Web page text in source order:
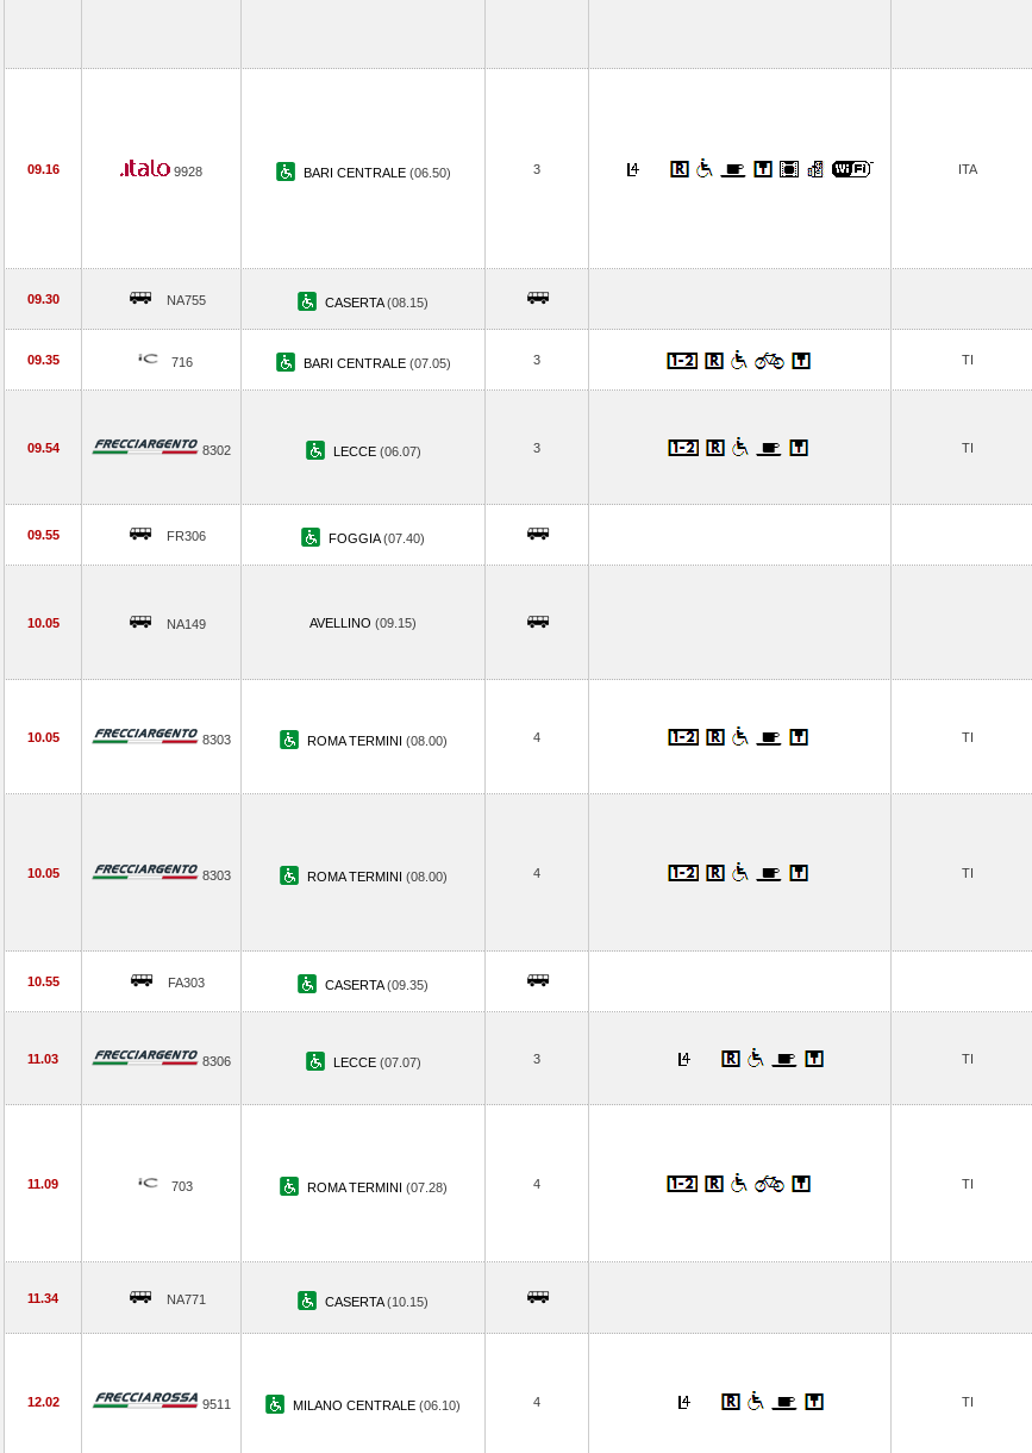
09.16 9928 BARI CENTRALE (06.50) 3 ITA
09.30 NA755 CASERTA(08.15)
09.35 716 BARI CENTRALE (07.05) 3 TI
09.54 8302 LECCE (06.07) 3 TI
09.55 FR306 FOGGIA(07.40)
10.05 NA149 AVELLINO (09.15)
10.05 8303 ROMA TERMINI (08.00) 4 TI
10.05 8303 ROMA TERMINI (08.00) 4 TI
10.55 FA303 CASERTA(09.35)
11.03 8306 LECCE (07.07) 3 TI
11.09 703 ROMA TERMINI (07.28) 4 TI
11.34 NA771 CASERTA(10.15)
12.02 9511 MILANO CENTRALE (06.10) 4 TI